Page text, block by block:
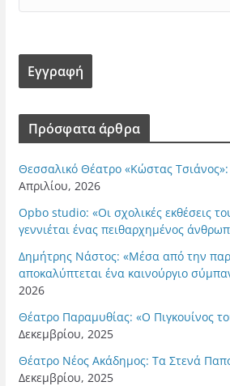
Πρόσφατα άρθρα
Θεσσαλικό Θέατρο «Κώστας
Απριλίου, 2026
Opbo studio: «Οι σχολικές εκθέσεις
γεννιέται ένας πειθαρχημένος
Δημήτρης Νάστος: «Μέσα από την
αποκαλύπτεται ένα καινούργιο
2026
Θέατρο Παραμυθίας: «Ο Πιγκουίνος
Δεκεμβρίου, 2025
Θέατρο Νέος Ακάδημος: Τα Στενά
Δεκεμβρίου, 2025